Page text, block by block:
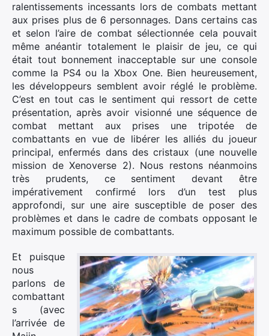
ralentissements incessants lors de combats mettant
aux prises plus de 6 personnages. Dans certains cas
et selon l’aire de combat sélectionnée cela pouvait
même anéantir totalement le plaisir de jeu, ce qui
était tout bonnement inacceptable sur une console
comme la PS4 ou la Xbox One. Bien heureusement,
les développeurs semblent avoir réglé le problème.
C’est en tout cas le sentiment qui ressort de cette
présentation, après avoir visionné une séquence de
combat mettant aux prises une tripotée de
combattants en vue de libérer les alliés du joueur
principal, enfermés dans des cristaux (une nouvelle
mission de Xenoverse 2). Nous restons néanmoins
très prudents, ce sentiment devant être
impérativement confirmé lors d’un test plus
approfondi, sur une aire susceptible de poser des
problèmes et dans le cadre de combats opposant le
maximum possible de combattants.
Et puisque
nous
parlons de
combattant
s (avec
l’arrivée de